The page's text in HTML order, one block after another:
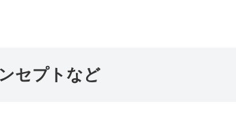
セプトなど